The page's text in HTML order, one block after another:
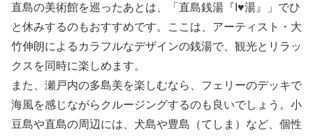
直島の美術館を巡ったあとは、「直島銭湯『I♥湯』」でひ
と休みするのもおすすめです。ここは、アーティスト・大
竹伸朗によるカラフルなデザインの銭湯で、観光とリラッ
クスを同時に楽しめます。
また、瀬戸内の多島美を楽しむなら、フェリーのデッキで
海風を感じながらクルージングするのも良いでしょう。小
豆島や直島の周辺には、犬島や豊島（てしま）など、個性